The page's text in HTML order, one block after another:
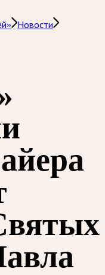
Новости